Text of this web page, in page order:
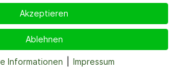
Akzeptieren
Ablehnen
Informationen Impressum